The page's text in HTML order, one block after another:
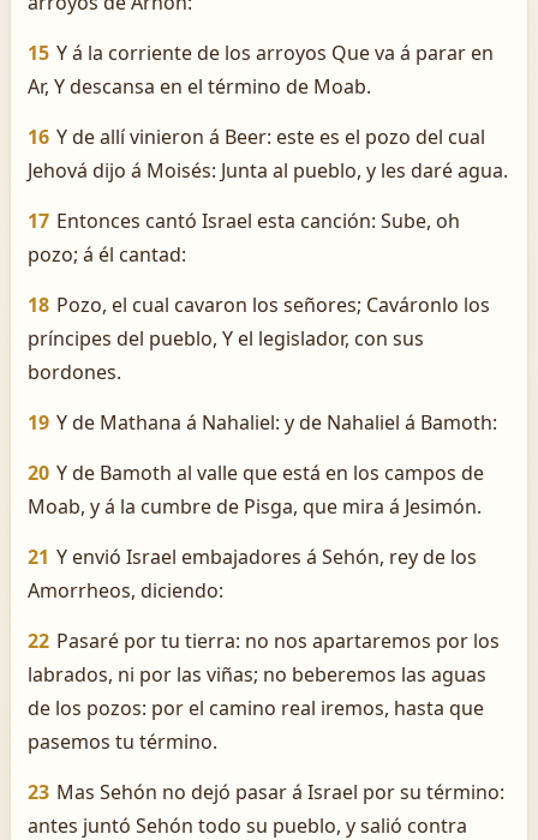
15 Y á la corriente de los arroyos Que va á parar en
Ar, Y descansa en el término de Moab.
16 Y de allí vinieron á Beer: este es el pozo del cual
Jehová dijo á Moisés: Junta al pueblo, y les daré agua.
17 Entonces cantó Israel esta canción: Sube, oh
pozo; á él cantad:
18 Pozo, el cual cavaron los señores; Caváronlo los
príncipes del pueblo, Y el legislador, con sus
bordones.
19 Y de Mathana á Nahaliel: y de Nahaliel á Bamoth:
20 Y de Bamoth al valle que está en los campos de
Moab, y á la cumbre de Pisga, que mira á Jesimón.
21 Y envió Israel embajadores á Sehón, rey de los
Amorrheos, diciendo:
22 Pasaré por tu tierra: no nos apartaremos por los
labrados, ni por las viñas; no beberemos las aguas
de los pozos: por el camino real iremos, hasta que
pasemos tu término.
23 Mas Sehón no dejó pasar á Israel por su término:
antes juntó Sehón todo su pueblo, y salió contra